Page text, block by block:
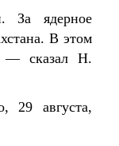
За ядерное
В этом
— сказал Н.
29 августа,
в Жанаозене.
конфискации.
с